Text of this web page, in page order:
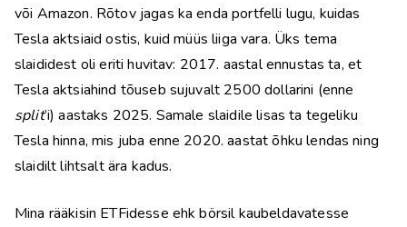
või Amazon. Rõtov jagas ka enda portfelli lugu, kuidas
Tesla aktsiaid ostis, kuid müüs liiga vara. Üks tema
slaididest oli eriti huvitav: 2017. aastal ennustas ta, et
Tesla aktsiahind tõuseb sujuvalt 2500 dollarini (enne
split’i) aastaks 2025. Samale slaidile lisas ta tegeliku
Tesla hinna, mis juba enne 2020. aastat õhku lendas ning
slaidilt lihtsalt ära kadus.
Mina rääkisin ETFidesse ehk börsil kaubeldavatesse